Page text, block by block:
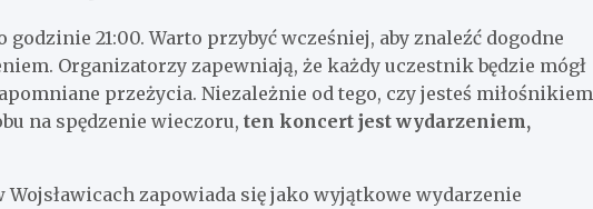
21:00. Warto przybyć wcześniej, aby znaleźć dogodne
Organizatorzy zapewniają, że każdy uczestnik będzie mógł
przeżycia. Niezależnie od tego, czy jesteś miłośnikiem
na spędzenie wieczoru, ten koncert jest wydarzeniem,
Wojsławicach zapowiada się jako wyjątkowe wydarzenie